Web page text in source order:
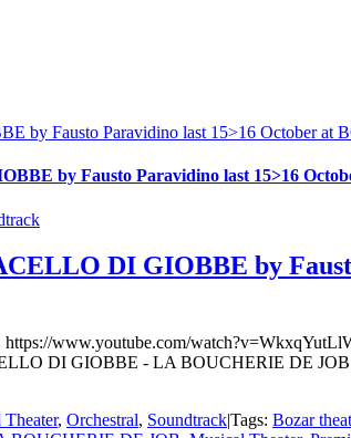
by Fausto Paravidino last 15>16 October at
by Fausto Paravidino last 15>16
DI GIOBBE by
www.youtube.com/
DI GIOBBE - LA BOUCHERIE DE JOB
, Orchestral, Soundtrack|Tags: Bozar